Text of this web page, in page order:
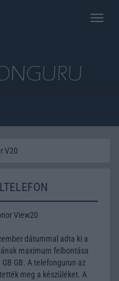
Toggle
V20
View20
dátummal adta ki a
maximum felbontása
GB. A telefongurun az
meg a készüléket. A